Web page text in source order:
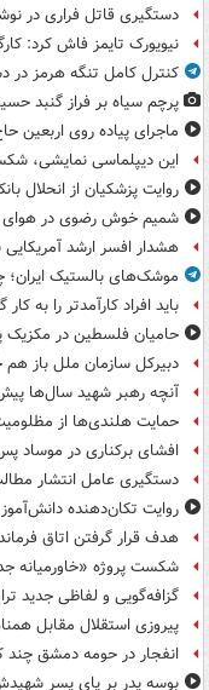
دستگیری قاتل فراری در
نیویورک تایمز فاش کرد:
کنترل کامل تنگه هرمز در
پرچم سیاه بر فراز گنبد
ماجرای پیاده روی اربعین
این دیپلماسی نمایشی،
روایت پزشکیان از انحلال
شمیم خوش رضوی در هوای
هشدار افسر ارشد
موشک‌های بالستیک ایران؛
باید افراد کارآمدتر را به
حامیان فلسطین در مکزیک
دبیرکل سازمان ملل باز
آنچه رهبر شهید سال‌ها
حمایت هلندی‌ها از
افشای برکناری در موساد
دستگیری عامل انتشار
روایت تکان‌دهنده دانش‌آموز
هدف قرار گرفتن اتاق‌
شکست پروژه «خاورمیانه
گزافه‌گویی و لفاظی جدید
پیروزی استقلال مقابل
انفجار در حومه دمشق
بوسه‌ پدر بر پای پسر